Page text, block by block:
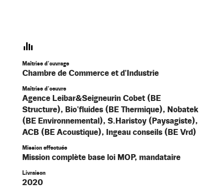
Maîtrise d'ouvrage
Chambre de Commerce et d'Industrie
Maîtrise d'oeuvre
Agence Leibar&Seigneurin Cobet (BE
Structure), Bio'fluides (BE Thermique), Nobatek
(BE Environnemental), S.Haristoy (Paysagiste),
ACB (BE Acoustique), Ingeau conseils (BE Vrd)
Mission effectuée
Mission complète base loi MOP, mandataire
Livraison
2020